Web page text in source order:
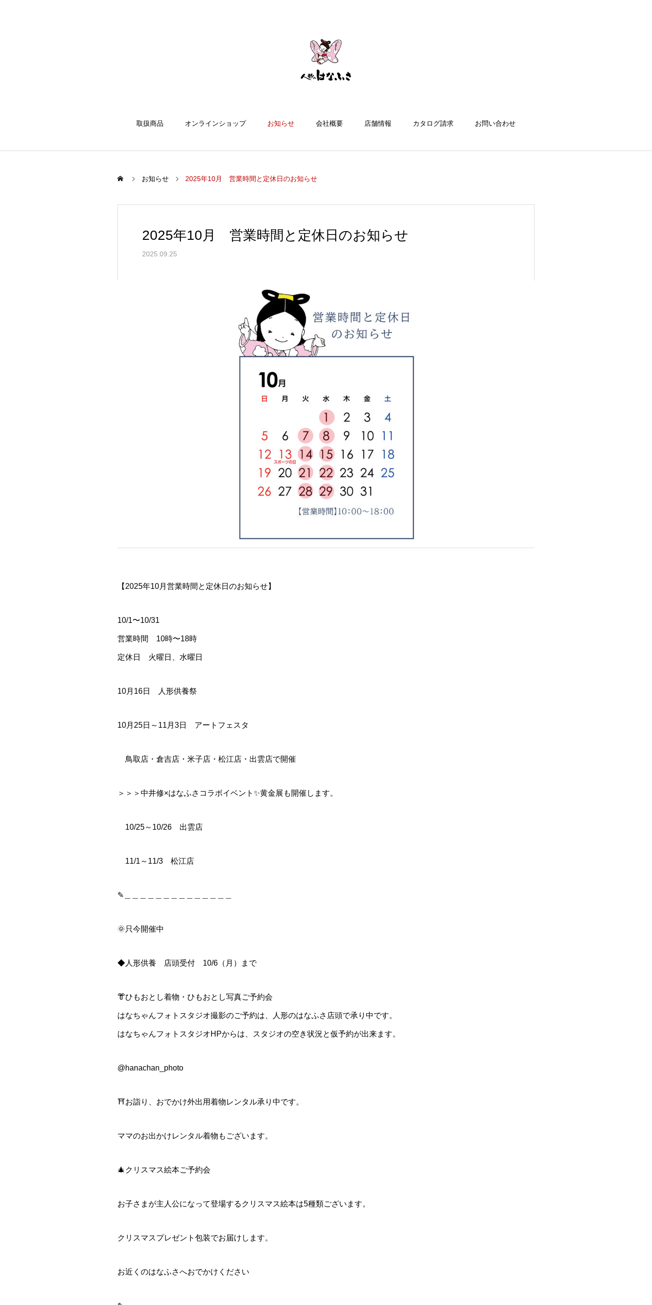
取扱商品 オンラインショップ お知らせ 会社概要 店舗情報 カタログ請求 お問い合わせ
お知らせ 2025年10月 営業時間と定休日のお知らせ
2025年10月 営業時間と定休日のお知らせ
2025.09.25
【2025年10月営業時間と定休日のお知らせ】
10/1〜10/31
営業時間 10時〜18時
定休日 火曜日、水曜日
10月16日 人形供養祭
10月25日～11月3日 アートフェスタ
鳥取店・倉吉店・米子店・松江店・出雲店で開催
＞＞＞中井修×はなふさコラボイベント✨黄金展も開催します。
10/25～10/26 出雲店
11/1～11/3 松江店
✎＿＿＿＿＿＿＿＿＿＿＿＿＿＿
🌞只今開催中
◆人形供養 店頭受付 10/6（月）まで
👘ひもおとし着物・ひもおとし写真ご予約会
はなちゃんフォトスタジオ撮影のご予約は、人形のはなふさ店頭で承り中です。
はなちゃんフォトスタジオHPからは、スタジオの空き状況と仮予約が出来ます。
@hanachan_photo
⛩️お詣り、おでかけ外出用着物レンタル承り中です。
ママのお出かけレンタル着物もございます。
🎄クリスマス絵本ご予約会
お子さまが主人公になって登場するクリスマス絵本は5種類ございます。
クリスマスプレゼント包装でお届けします。
お近くのはなふさへおでかけください